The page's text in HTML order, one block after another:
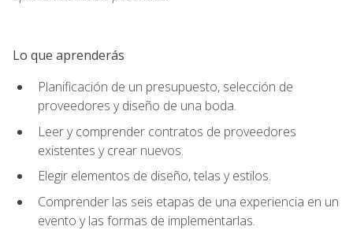
Lo que aprenderás
Planificación de un presupuesto, selección de
proveedores y diseño de una boda.
Leer y comprender contratos de proveedores
existentes y crear nuevos.
Elegir elementos de diseño, telas y estilos.
Comprender las seis etapas de una experiencia en un
evento y las formas de implementarlas.